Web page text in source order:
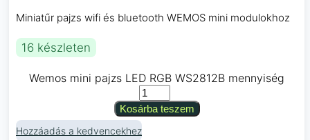
Miniatűr pajzs wifi és bluetooth WEMOS mini modulokhoz
16 készleten
Wemos mini pajzs LED RGB WS2812B mennyiség
Kosárba teszem
Hozzáadás a kedvencekhez